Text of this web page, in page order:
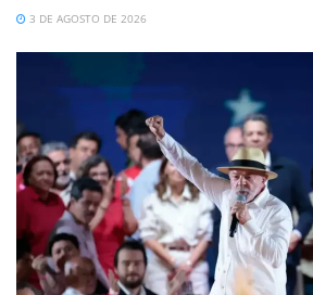
3 DE AGOSTO DE 2026